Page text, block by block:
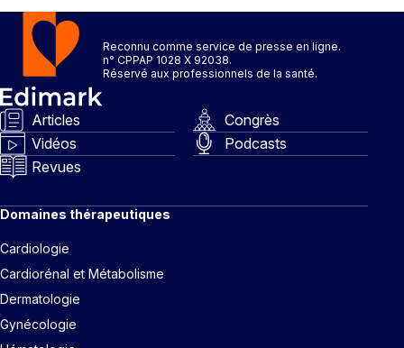
Reconnu comme service de presse en ligne.
n° CPPAP 1028 X 92038.
Réservé aux professionnels de la santé.
Articles
Congrès
Vidéos
Podcasts
Revues
Domaines thérapeutiques
Cardiologie
Cardiorénal et Métabolisme
Dermatologie
Gynécologie